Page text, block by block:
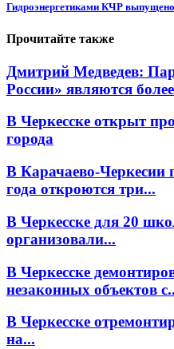
Гидроэнергетиками КЧР
Прочитайте также
Дмитрий Медведев:
России» являются
В Черкесске открыт
города
В Карачаево-Черкесии
года откроются три...
В Черкесске для 20
организовали...
В Черкесске
незаконных объектов
В Черкесске
на...